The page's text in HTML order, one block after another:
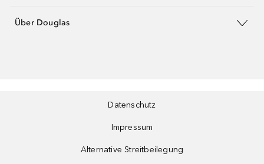
Über Douglas
Datenschutz
Impressum
Alternative Streitbeilegung